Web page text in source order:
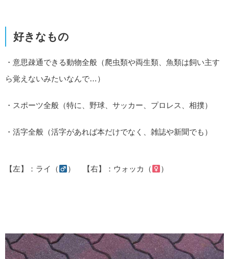
好きなもの
・意思疎通できる動物全般（爬虫類や両生類、魚類は飼い主す
ら覚えないみたいなんで…）
・スポーツ全般（特に、野球、サッカー、プロレス、相撲）
・活字全般（活字があれば本だけでなく、雑誌や新聞でも）
【左】：ライ（ ） 【右】：ウォッカ（ ）